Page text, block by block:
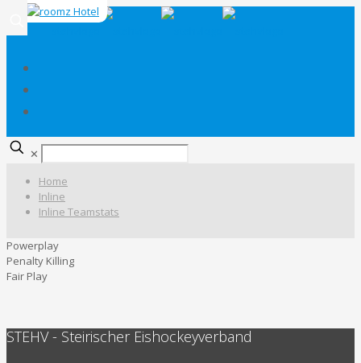
✕
Home
Inline
Inline Teamstats
Powerplay
Penalty Killing
Fair Play
STEHV - Steirischer Eishockeyverband